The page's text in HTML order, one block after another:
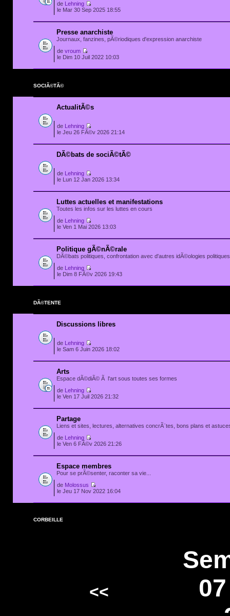
de
Lehning
le Mar 30 Sep 2025 18:55
Presse anarchiste
Journaux, fanzines, pÃ©riodiques d'expression anarchiste
de vroum
le Dim 10 Juil 2022 10:03
SOCIÃ©TÃ©
ActualitÃ©s
de
Lehning
le Jeu 26 FÃ©v 2026 21:14
DÃ©bats de sociÃ©tÃ©
de
Lehning
le Lun 12 Jan 2026 13:34
Luttes actuelles et manifestations
Toutes les infos sur les luttes en cours
de
Lehning
le Ven 1 Mai 2026 13:03
Politique gÃ©nÃ©rale
DÃ©bats politiques, confrontation avec d'autres idÃ©ologies
de
Lehning
le Dim 8 FÃ©v 2026 19:43
DÃ©TENTE
Discussions libres
de
Lehning
le Sam 6 Juin 2026 18:02
Arts
Espace dÃ©diÃ© Ã l'art sous toutes ses formes
de
Lehning
le Ven 17 Juil 2026 21:32
Partage
Liens et sites, lectures, alternatives concrÃ¨tes, bons plans et
de
Lehning
le Ven 6 FÃ©v 2026 21:26
Espace membres
Pour se prÃ©senter, raconter sa vie...
de Molossus
le Jeu 17 Nov 2022 16:04
CORBEILLE
<<